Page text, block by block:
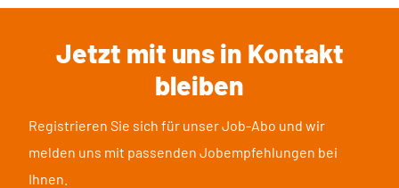
Jetzt mit uns in Kontakt
bleiben
Registrieren Sie sich für unser Job-Abo und wir
melden uns mit passenden Jobempfehlungen bei
Ihnen.